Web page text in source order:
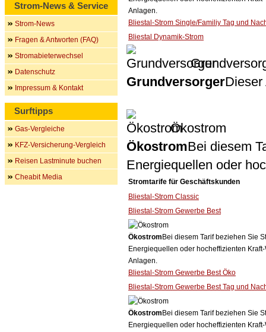
Anlagen.
Bliestal-Strom Single/Familiy Tag und
Bliestal Dynamik-Strom
GrundversorgerDieser
Ökostrom
ÖkostromBei diesem
Energiequellen oder
Stromtarife für Geschäftskunden
Bliestal-Strom Classic
Bliestal-Strom Gewerbe Best
Ökostrom Bei diesem Tarif beziehen Sie
Energiequellen oder hocheffizienten
Anlagen.
Bliestal-Strom Gewerbe Best Öko
Bliestal-Strom Gewerbe Best Tag und
Ökostrom Bei diesem Tarif beziehen Sie
Energiequellen oder hocheffizienten
Strom-News & Service
Strom-News
Fragen & Antworten (FAQ)
Stromabieterwechsel
Datenschutz
Impressum & Kontakt
Surftipps
Gas-Vergleiche
KFZ-Versicherung-Vergleich
Reisen Lastminute buchen
Cheabit Media